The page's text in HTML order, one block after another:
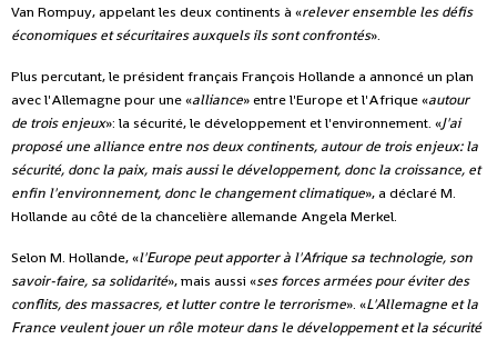
Van Rompuy, appelant les deux continents à «relever ensemble les défis
économiques et sécuritaires auxquels ils sont confrontés».
Plus percutant, le président français François Hollande a annoncé un plan
avec l'Allemagne pour une «alliance» entre l'Europe et l'Afrique «autour
de trois enjeux»: la sécurité, le développement et l'environnement. «J'ai
proposé une alliance entre nos deux continents, autour de trois enjeux: la
sécurité, donc la paix, mais aussi le développement, donc la croissance, et
enfin l'environnement, donc le changement climatique», a déclaré M.
Hollande au côté de la chancelière allemande Angela Merkel.
Selon M. Hollande, «l'Europe peut apporter à l'Afrique sa technologie, son
savoir-faire, sa solidarité», mais aussi «ses forces armées pour éviter des
conflits, des massacres, et lutter contre le terrorisme». «L'Allemagne et la
France veulent jouer un rôle moteur dans le développement et la sécurité